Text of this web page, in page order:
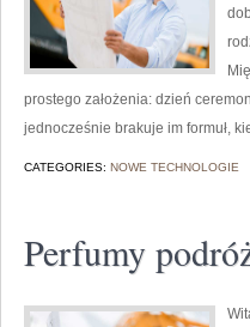
prostego założenia: dzień
jednocześnie brakuje im formuł,
CATEGORIES: NOWE TECHNOLOGIE
Perfumy